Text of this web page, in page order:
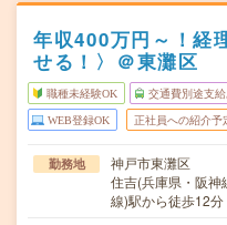
年収400万円～！経
せる！〉＠東灘区
職種未経験OK 交通費別途支給
WEB登録OK 正社員への紹介予
勤務地
神戸市東灘区
住吉(兵庫県・阪
線)駅から徒歩12分